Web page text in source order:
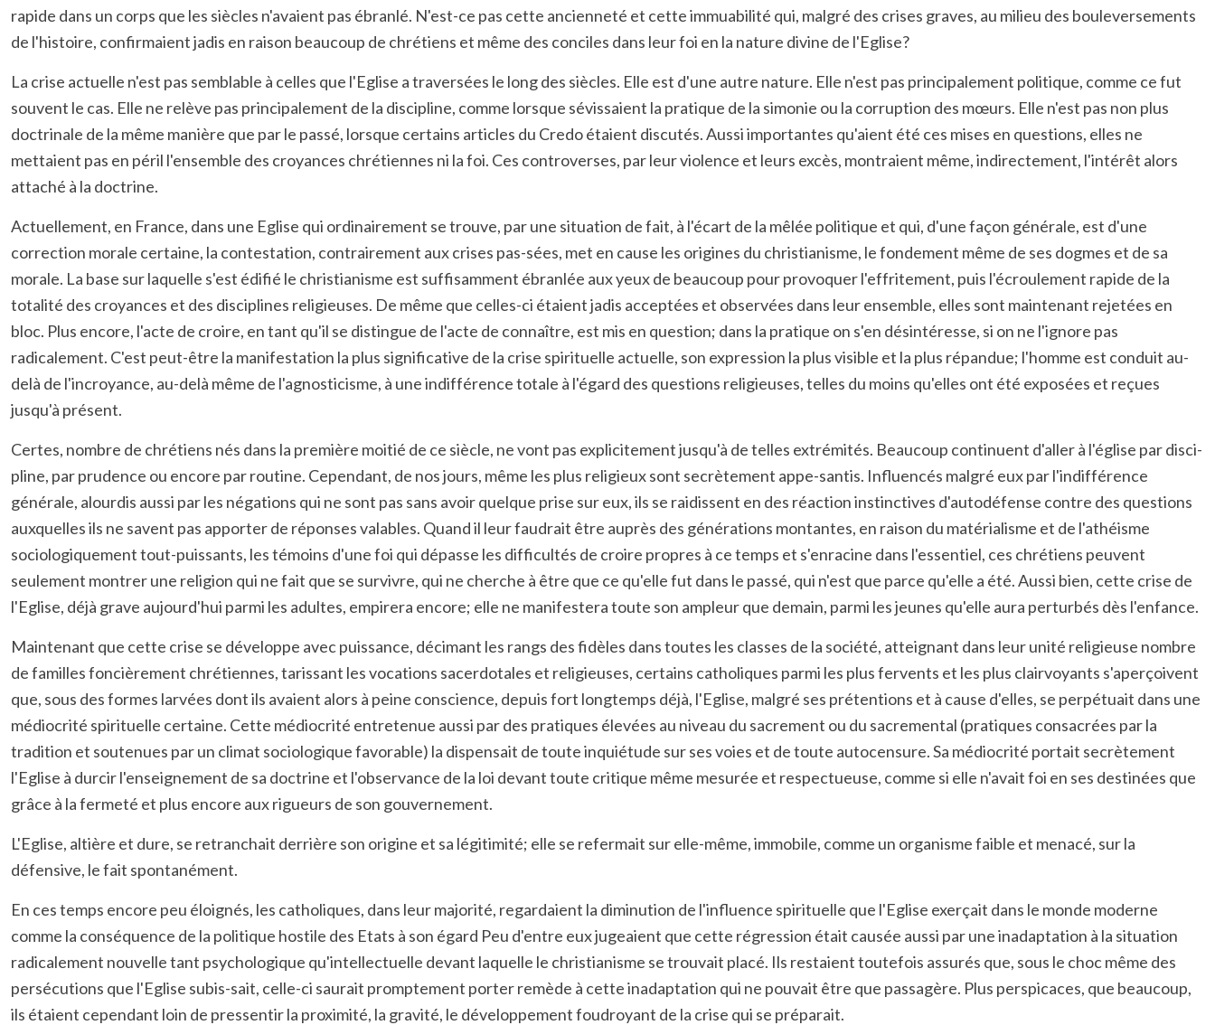
rapide dans un corps que les siècles n'avaient pas ébranlé. N'est-ce pas cette ancienneté et cette immuabilité qui, malgré des crises graves, au milieu des bouleversements
de l'histoire, confirmaient jadis en raison beaucoup de chrétiens et même des conciles dans leur foi en la nature divine de l'Eglise?
La crise actuelle n'est pas semblable à celles que l'Eglise a traversées le long des siècles. Elle est d'une autre nature. Elle n'est pas principalement politique, comme ce fut
souvent le cas. Elle ne relève pas principalement de la discipline, comme lorsque sévissaient la pratique de la simonie ou la corruption des mœurs. Elle n'est pas non plus
doctrinale de la même manière que par le passé, lorsque certains articles du Credo étaient discutés. Aussi importantes qu'aient été ces mises en questions, elles ne
mettaient pas en péril l'ensemble des croyances chrétiennes ni la foi. Ces controverses, par leur violence et leurs excès, montraient même, indirectement, l'intérêt alors
attaché à la doctrine.
Actuellement, en France, dans une Eglise qui ordinairement se trouve, par une situation de fait, à l'écart de la mêlée politique et qui, d'une façon générale, est d'une
correction morale certaine, la contestation, contrairement aux crises pas-sées, met en cause les origines du christianisme, le fondement même de ses dogmes et de sa
morale. La base sur laquelle s'est édifié le christianisme est suffisamment ébranlée aux yeux de beaucoup pour provoquer l'effritement, puis l'écroulement rapide de la
totalité des croyances et des disciplines religieuses. De même que celles-ci étaient jadis acceptées et observées dans leur ensemble, elles sont maintenant rejetées en
bloc. Plus encore, l'acte de croire, en tant qu'il se distingue de l'acte de connaître, est mis en question; dans la pratique on s'en désintéresse, si on ne l'ignore pas
radicalement. C'est peut-être la manifestation la plus significative de la crise spirituelle actuelle, son expression la plus visible et la plus répandue; l'homme est conduit au-
delà de l'incroyance, au-delà même de l'agnosticisme, à une indifférence totale à l'égard des questions religieuses, telles du moins qu'elles ont été exposées et reçues
jusqu'à présent.
Certes, nombre de chrétiens nés dans la première moitié de ce siècle, ne vont pas explicitement jusqu'à de telles extrémités. Beaucoup continuent d'aller à l'église par disci-
pline, par prudence ou encore par routine. Cependant, de nos jours, même les plus religieux sont secrètement appe-santis. Influencés malgré eux par l'indifférence
générale, alourdis aussi par les négations qui ne sont pas sans avoir quelque prise sur eux, ils se raidissent en des réaction instinctives d'autodéfense contre des questions
auxquelles ils ne savent pas apporter de réponses valables. Quand il leur faudrait être auprès des générations montantes, en raison du matérialisme et de l'athéisme
sociologiquement tout-puissants, les témoins d'une foi qui dépasse les difficultés de croire propres à ce temps et s'enracine dans l'essentiel, ces chrétiens peuvent
seulement montrer une religion qui ne fait que se survivre, qui ne cherche à être que ce qu'elle fut dans le passé, qui n'est que parce qu'elle a été. Aussi bien, cette crise de
l'Eglise, déjà grave aujourd'hui parmi les adultes, empirera encore; elle ne manifestera toute son ampleur que demain, parmi les jeunes qu'elle aura perturbés dès l'enfance.
Maintenant que cette crise se développe avec puissance, décimant les rangs des fidèles dans toutes les classes de la société, atteignant dans leur unité religieuse nombre
de familles foncièrement chrétiennes, tarissant les vocations sacerdotales et religieuses, certains catholiques parmi les plus fervents et les plus clairvoyants s'aperçoivent
que, sous des formes larvées dont ils avaient alors à peine conscience, depuis fort longtemps déjà, l'Eglise, malgré ses prétentions et à cause d'elles, se perpétuait dans une
médiocrité spirituelle certaine. Cette médiocrité entretenue aussi par des pratiques élevées au niveau du sacrement ou du sacremental (pratiques consacrées par la
tradition et soutenues par un climat sociologique favorable) la dispensait de toute inquiétude sur ses voies et de toute autocensure. Sa médiocrité portait secrètement
l'Eglise à durcir l'enseignement de sa doctrine et l'observance de la loi devant toute critique même mesurée et respectueuse, comme si elle n'avait foi en ses destinées que
grâce à la fermeté et plus encore aux rigueurs de son gouvernement.
L'Eglise, altière et dure, se retranchait derrière son origine et sa légitimité; elle se refermait sur elle-même, immobile, comme un organisme faible et menacé, sur la
défensive, le fait spontanément.
En ces temps encore peu éloignés, les catholiques, dans leur majorité, regardaient la diminution de l'influence spirituelle que l'Eglise exerçait dans le monde moderne
comme la conséquence de la politique hostile des Etats à son égard Peu d'entre eux jugeaient que cette régression était causée aussi par une inadaptation à la situation
radicalement nouvelle tant psychologique qu'intellectuelle devant laquelle le christianisme se trouvait placé. Ils restaient toutefois assurés que, sous le choc même des
persécutions que l'Eglise subis-sait, celle-ci saurait promptement porter remède à cette inadaptation qui ne pouvait être que passagère. Plus perspicaces, que beaucoup,
ils étaient cependant loin de pressentir la proximité, la gravité, le développement foudroyant de la crise qui se préparait.